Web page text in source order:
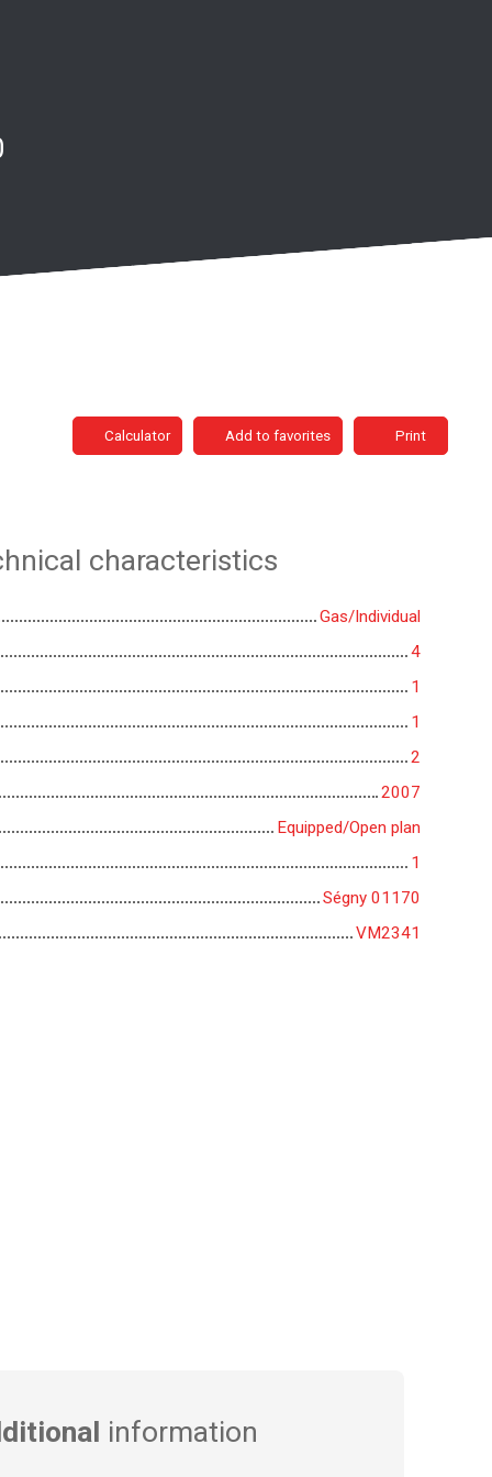
Calculator Add to favorites Print
characteristics
Gas/Individual
4
1
1
2
2007
Equipped/Open plan
1
Ségny 01170
VM2341
information